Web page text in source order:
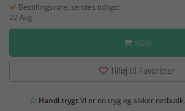
Bestillingsvare, sendes tidligst
22 Aug
KØB
Tilføj til Favoritter
Handl trygtVi er en tryg og sikker netbutik.